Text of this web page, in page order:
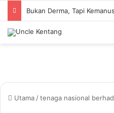
Utama /tenaga nasional berhad